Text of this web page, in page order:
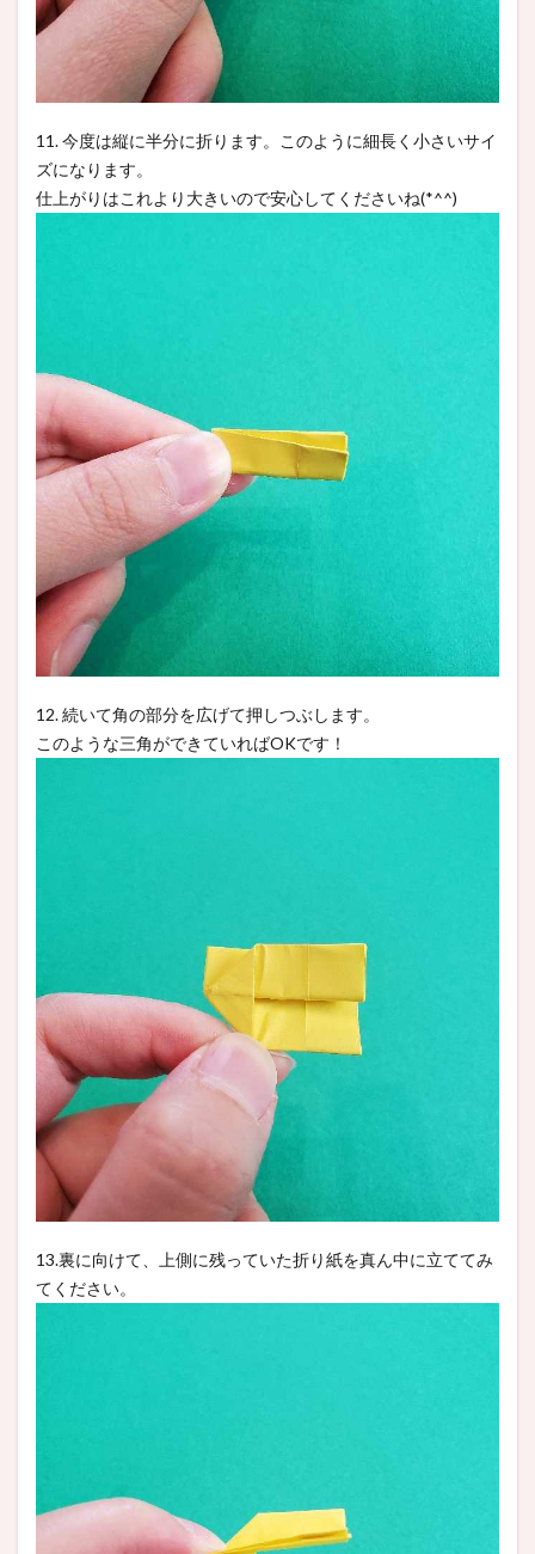
11. 今度は縦に半分に折ります。このように細長く小さいサイ
ズになります。
仕上がりはこれより大きいので安心してくださいね(*^^)
12. 続いて角の部分を広げて押しつぶします。
このような三角ができていればOKです！
13.裏に向けて、上側に残っていた折り紙を真ん中に立ててみ
てください。